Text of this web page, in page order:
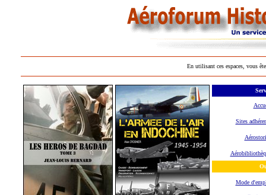
En utilisant ces espaces, vous
Sites
Mode